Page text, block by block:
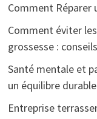
Comment Réparer
Comment éviter
grossesse :
Santé mentale et
un équilibre durable
Entreprise